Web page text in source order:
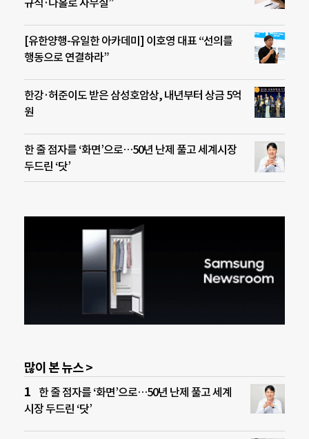
[유한양행-유일한 아카데미] 이호영 대표 “선의를
행동으로 연결하라”
한강·허준이도 받은 삼성호암상, 내년부터 상금 5억
원
한 줄 점자를 ‘화면’으로…50년 난제 풀고 세계시장
두드린 ‘닷’
많이 본 뉴스 >
한 줄 점자를 ‘화면’으로…50년 난제 풀고 세계
시장 두드린 ‘닷’